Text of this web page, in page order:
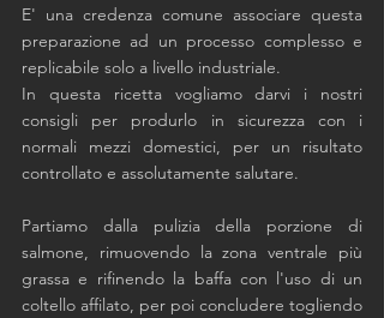
E' una credenza comune associare questa
preparazione ad un processo complesso e
replicabile solo a livello industriale.
In questa ricetta vogliamo darvi i nostri
consigli per produrlo in sicurezza con i
normali mezzi domestici, per un risultato
controllato e assolutamente salutare.
Partiamo dalla pulizia della porzione di
salmone, rimuovendo la zona ventrale più
grassa e rifinendo la baffa con l'uso di un
coltello affilato, per poi concludere togliendo